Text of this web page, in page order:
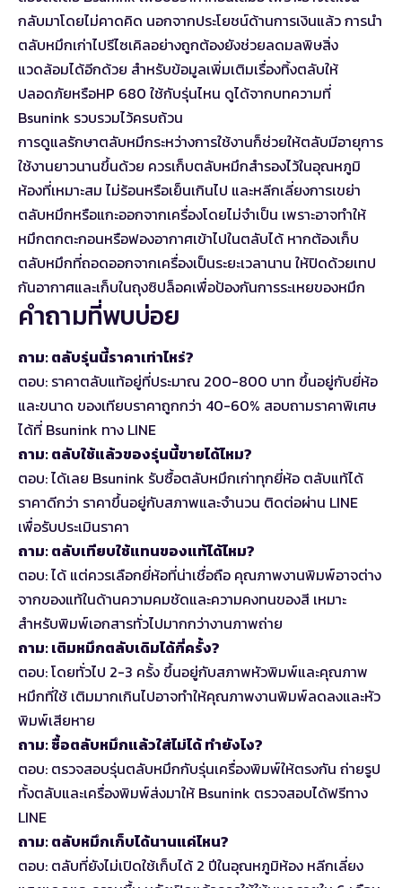
กลับมาโดยไม่คาดคิด นอกจากประโยชน์ด้านการเงินแล้ว การนำ
ตลับหมึกเก่าไปรีไซเคิลอย่างถูกต้องยังช่วยลดมลพิษสิ่ง
แวดล้อมได้อีกด้วย สำหรับข้อมูลเพิ่มเติมเรื่องทิ้งตลับให้
ปลอดภัยหรือHP 680 ใช้กับรุ่นไหน ดูได้จากบทความที่
Bsunink รวบรวมไว้ครบถ้วน
การดูแลรักษาตลับหมึกระหว่างการใช้งานก็ช่วยให้ตลับมีอายุการ
ใช้งานยาวนานขึ้นด้วย ควรเก็บตลับหมึกสำรองไว้ในอุณหภูมิ
ห้องที่เหมาะสม ไม่ร้อนหรือเย็นเกินไป และหลีกเลี่ยงการเขย่า
ตลับหมึกหรือแกะออกจากเครื่องโดยไม่จำเป็น เพราะอาจทำให้
หมึกตกตะกอนหรือฟองอากาศเข้าไปในตลับได้ หากต้องเก็บ
ตลับหมึกที่ถอดออกจากเครื่องเป็นระยะเวลานาน ให้ปิดด้วยเทป
กันอากาศและเก็บในถุงซิปล็อคเพื่อป้องกันการระเหยของหมึก
คำถามที่พบบ่อย
ถาม: ตลับรุ่นนี้ราคาเท่าไหร่?
ตอบ: ราคาตลับแท้อยู่ที่ประมาณ 200-800 บาท ขึ้นอยู่กับยี่ห้อ
และขนาด ของเทียบราคาถูกกว่า 40-60% สอบถามราคาพิเศษ
ได้ที่ Bsunink ทาง LINE
ถาม: ตลับใช้แล้วของรุ่นนี้ขายได้ไหม?
ตอบ: ได้เลย Bsunink รับซื้อตลับหมึกเก่าทุกยี่ห้อ ตลับแท้ได้
ราคาดีกว่า ราคาขึ้นอยู่กับสภาพและจำนวน ติดต่อผ่าน LINE
เพื่อรับประเมินราคา
ถาม: ตลับเทียบใช้แทนของแท้ได้ไหม?
ตอบ: ได้ แต่ควรเลือกยี่ห้อที่น่าเชื่อถือ คุณภาพงานพิมพ์อาจต่าง
จากของแท้ในด้านความคมชัดและความคงทนของสี เหมาะ
สำหรับพิมพ์เอกสารทั่วไปมากกว่างานภาพถ่าย
ถาม: เติมหมึกตลับเดิมได้กี่ครั้ง?
ตอบ: โดยทั่วไป 2-3 ครั้ง ขึ้นอยู่กับสภาพหัวพิมพ์และคุณภาพ
หมึกที่ใช้ เติมมากเกินไปอาจทำให้คุณภาพงานพิมพ์ลดลงและหัว
พิมพ์เสียหาย
ถาม: ซื้อตลับหมึกแล้วใส่ไม่ได้ ทำยังไง?
ตอบ: ตรวจสอบรุ่นตลับหมึกกับรุ่นเครื่องพิมพ์ให้ตรงกัน ถ่ายรูป
ทั้งตลับและเครื่องพิมพ์ส่งมาให้ Bsunink ตรวจสอบได้ฟรีทาง
LINE
ถาม: ตลับหมึกเก็บได้นานแค่ไหน?
ตอบ: ตลับที่ยังไม่เปิดใช้เก็บได้ 2 ปีในอุณหภูมิห้อง หลีกเลี่ยง